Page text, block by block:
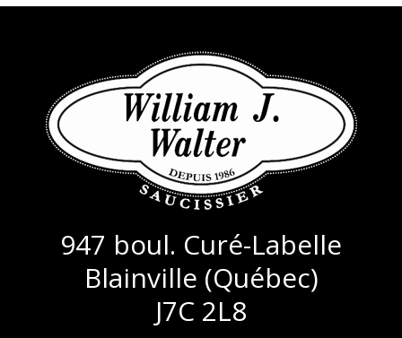
947 boul. Curé-Labelle
Blainville (Québec)
J7C 2L8